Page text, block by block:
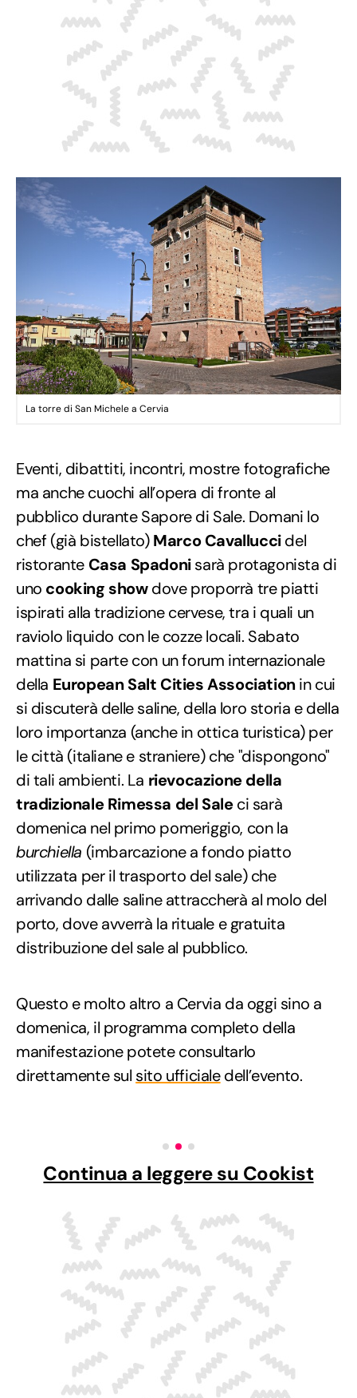
La torre di San Michele a Cervia
Eventi, dibattiti, incontri, mostre fotografiche
ma anche cuochi all’opera di fronte al
pubblico durante Sapore di Sale. Domani lo
chef (già bistellato)Marco Cavalluccidel
ristorante Casa Spadonisarà protagonista di
uno cooking showdove proporrà tre piatti
ispirati alla tradizione cervese, tra i quali un
raviolo liquido con le cozze locali. Sabato
mattina si parte con un forum internazionale
della European Salt Cities Associationin cui
si discuterà delle saline, della loro storia e della
loro importanza (anche in ottica turistica) per
le città (italiane e straniere) che "dispongono"
di tali ambienti. La rievocazione della
tradizionale Rimessa del Saleci sarà
domenica nel primo pomeriggio, con la
burchiella (imbarcazione a fondo piatto
utilizzata per il trasporto del sale) che
arrivando dalle saline attraccherà al molo del
porto, dove avverrà la rituale e gratuita
distribuzione del sale al pubblico.
Questo e molto altro a Cervia da oggi sino a
domenica, il programma completo della
manifestazione potete consultarlo
direttamente sul sito ufficialedell’evento.
Continua a leggere su Cookist